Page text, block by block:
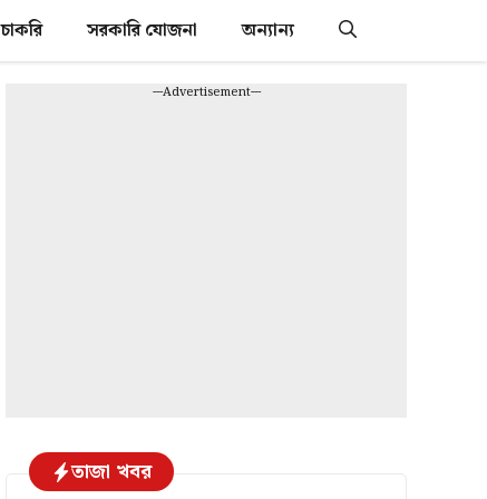
চাকরি সরকারি যোজনা অন্যান্য
---Advertisement---
তাজা খবর